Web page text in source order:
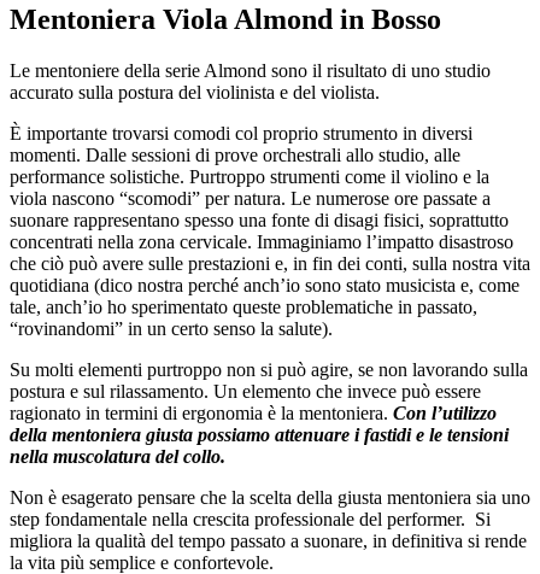
Mentoniera Viola Almond in Bosso
Le mentoniere della serie Almond sono il risultato di uno studio
accurato sulla postura del violinista e del violista.
È importante trovarsi comodi col proprio strumento in diversi
momenti. Dalle sessioni di prove orchestrali allo studio, alle
performance solistiche. Purtroppo strumenti come il violino e la
viola nascono “scomodi” per natura. Le numerose ore passate a
suonare rappresentano spesso una fonte di disagi fisici, soprattutto
concentrati nella zona cervicale. Immaginiamo l’impatto disastroso
che ciò può avere sulle prestazioni e, in fin dei conti, sulla nostra vita
quotidiana (dico nostra perché anch’io sono stato musicista e, come
tale, anch’io ho sperimentato queste problematiche in passato,
“rovinandomi” in un certo senso la salute).
Su molti elementi purtroppo non si può agire, se non lavorando sulla
postura e sul rilassamento. Un elemento che invece può essere
ragionato in termini di ergonomia è la mentoniera. Con l’utilizzo
della mentoniera giusta possiamo attenuare i fastidi e le tensioni
nella muscolatura del collo.
Non è esagerato pensare che la scelta della giusta mentoniera sia uno
step fondamentale nella crescita professionale del performer. Si
migliora la qualità del tempo passato a suonare, in definitiva si rende
la vita più semplice e confortevole.